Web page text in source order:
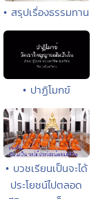
• สรุปเรื่องธรรมทาน
• ปาฏิโมกข์
• บวชเรียนเป็นจะได้
ประโยชน์ไปตลอด